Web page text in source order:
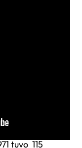
tuvo 115